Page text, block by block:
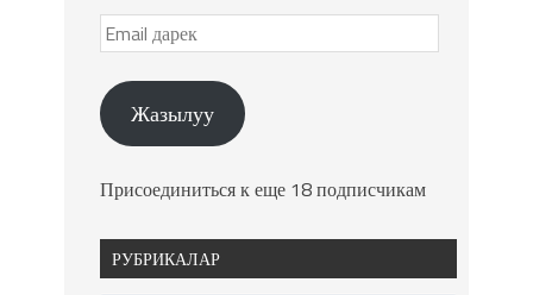
Жазылуу
Присоединиться к еще 18 подписчикам
РУБРИКАЛАР